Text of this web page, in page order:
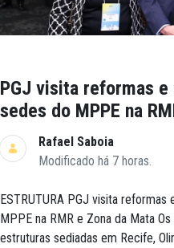
PGJ visita reformas
sedes do MPPE na
Rafael Saboia
Modificado há 7 horas.
ESTRUTURA PGJ visita
MPPE na RMR e Zona da Mata
estruturas sediadas em Recife,